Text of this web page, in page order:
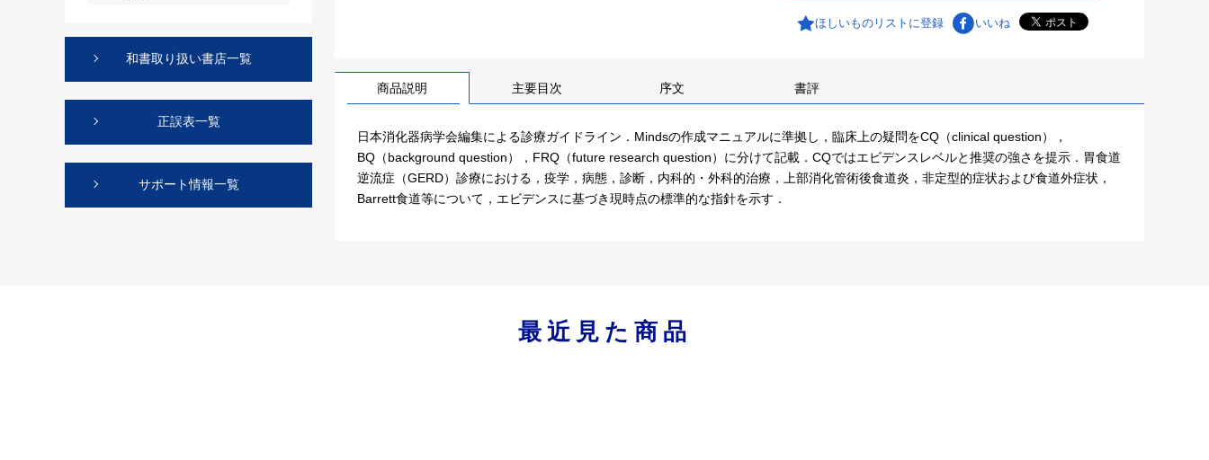
ほしいものリストに登録 いいね
商品説明 主要目次 序文 書評
日本消化器病学会編集による診療ガイドライン．Mindsの作成マニュアルに準拠し，臨床上の疑問をCQ（clinical question），
BQ（background question），FRQ（future research question）に分けて記載．CQではエビデンスレベルと推奨の強さを提示．胃食道
逆流症（GERD）診療における，疫学，病態，診断，内科的・外科的治療，上部消化管術後食道炎，非定型的症状および食道外症状，
Barrett食道等について，エビデンスに基づき現時点の標準的な指針を示す．
和書取り扱い書店一覧
正誤表一覧
サポート情報一覧
最近見た商品